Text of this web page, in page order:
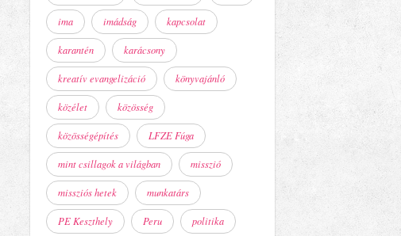
ima imádság kapcsolat
karantén karácsony
kreatív evangelizáció könyvajánló
közélet közösség
közösségépítés LFZE Fúga
mint csillagok a világban misszió
missziós hetek munkatárs
PE Keszthely Peru politika